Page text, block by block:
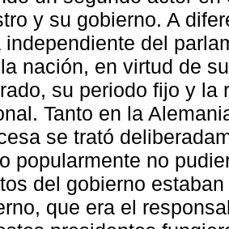
y su gobierno. A
independiente del
nación, en virtud de
su periodo fijo y la
Tanto en la
se trató
popularmente no
del gobierno
que era el